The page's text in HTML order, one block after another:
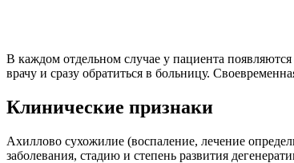
В каждом отдельном случае у пациента
врачу и сразу обратиться в больницу.
Клинические признаки
Ахиллово сухожилие (воспаление, лечение
заболевания, стадию и степень развития